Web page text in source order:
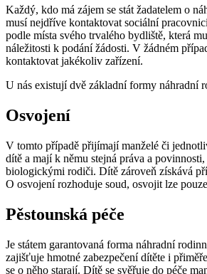
Každý, kdo má zájem se stát žadatelem o
musí nejdříve kontaktovat sociální
podle místa svého trvalého bydliště, která
náležitosti k podání žádosti. V žádném
kontaktovat jakékoliv zařízení.
U nás existují dvě základní formy náhradní
Osvojení
V tomto případě přijímají manželé či
dítě a mají k němu stejná práva a
biologickými rodiči. Dítě zároveň získává
O osvojení rozhoduje soud, osvojit lze
Pěstounská péče
Je státem garantovaná forma náhradní
zajišťuje hmotné zabezpečení dítěte i
se o něho starají. Dítě se svěřuje do péče